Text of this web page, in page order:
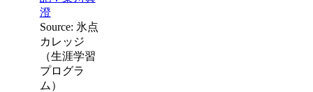
澄
Source: 氷点
カレッジ
（生涯学習
プログラ
ム）